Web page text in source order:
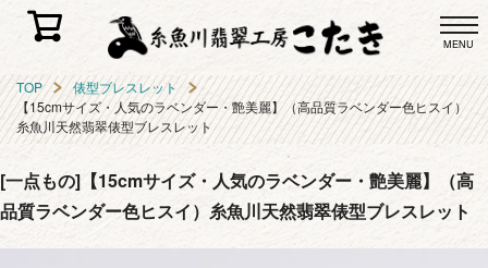
MENU
TOP
俵型ブレスレット
【15cmサイズ・人気のラベンダー・艶美麗】（高品質ラベンダー色ヒスイ）
糸魚川天然翡翠俵型ブレスレット
[一点もの]【15cmサイズ・人気のラベンダー・艶美麗】（高
品質ラベンダー色ヒスイ）糸魚川天然翡翠俵型ブレスレット